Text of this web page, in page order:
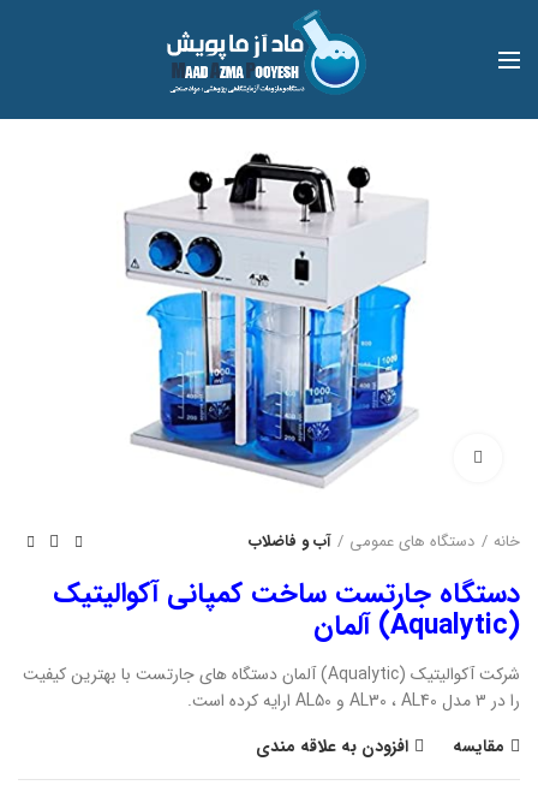
بزرگنمایی تصویر
خانه دستگاه های عمومی آب و فاضلاب
دستگاه جارتست ساخت کمپانی آکوالیتیک
(Aqualytic) آلمان
شرکت آکوالیتیک (Aqualytic) آلمان دستگاه های جارتست با بهترین کیفیت
را در 3 مدل AL30 ، AL40 و AL50 ارایه کرده است.
مقایسه
افزودن به علاقه مندی